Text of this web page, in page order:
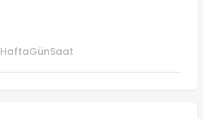
HaftaGünSaat